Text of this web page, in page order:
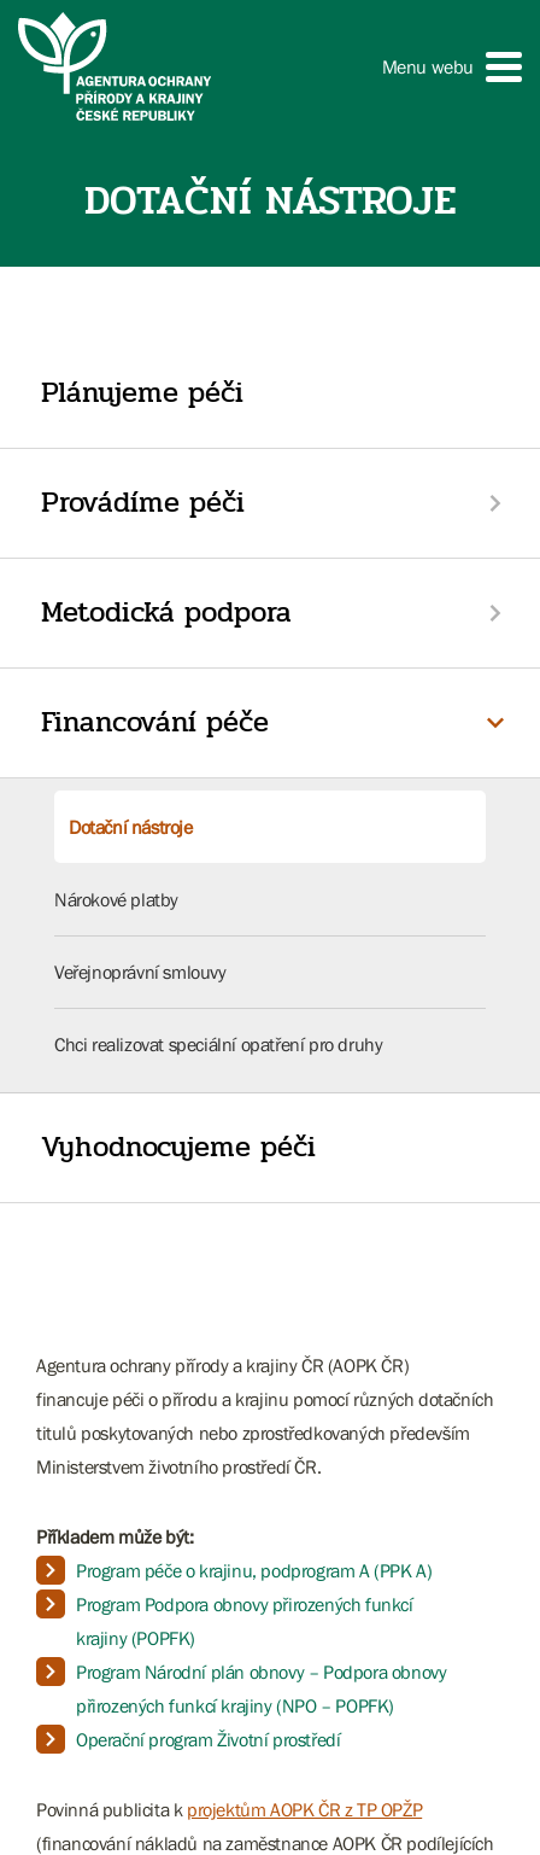
Menu webu
DOTAČNÍ NÁSTROJE
Plánujeme péči
Provádíme péči
Metodická podpora
Financování péče
Dotační nástroje
Nárokové platby
Veřejnoprávní smlouvy
Chci realizovat speciální opatření pro druhy
Vyhodnocujeme péči
Agentura ochrany přírody a krajiny ČR (AOPK ČR)
financuje péči o přírodu a krajinu pomocí různých dotačních
titulů poskytovaných nebo zprostředkovaných především
Ministerstvem životního prostředí ČR.
Příkladem může být:
Program péče o krajinu, podprogram A (PPK A)
Program Podpora obnovy přirozených funkcí
krajiny (POPFK)
Program Národní plán obnovy – Podpora obnovy
přirozených funkcí krajiny (NPO – POPFK)
Operační program Životní prostředí
Povinná publicita k projektům AOPK ČR z TP OPŽP
(financování nákladů na zaměstnance AOPK ČR podílejících